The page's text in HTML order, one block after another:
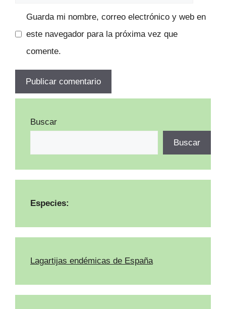
Guarda mi nombre, correo electrónico y web en
este navegador para la próxima vez que
comente.
Buscar
Buscar
Especies:
Lagartijas endémicas de España